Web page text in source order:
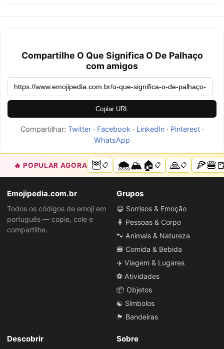
Compartilhe O Que Significa O De Palhaço
com amigos
Copiar URL
Compartilhar: Twitter· Facebook · LinkedIn· Pinterest·
WhatsApp
🔥 POPULAR AGORA 🦉📋 🌨️🏔️🏠📋 🙏📋
Emojipedia.com.br
Todos os códigos de emoji em
português — copie, cole e
compartilhe.
Grupos
😀 Sorrisos & Emoção
🧍 Pessoas & Corpo
🐾 Animais & Natureza
🍔 Comida & Bebida
✈️ Viagem & Lugares
⚽ Atividades
📦 Objetos
☯️ Símbolos
🏴 Bandeiras
Descobrir Sobre